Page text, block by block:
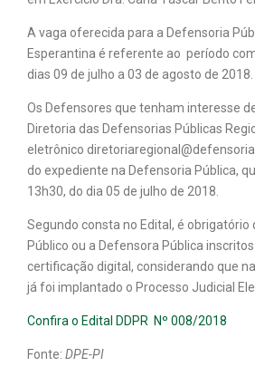
A vaga oferecida para a Defensoria
Esperantina é referente ao período
dias 09 de julho a 03 de agosto de 2018.
Os Defensores que tenham interesse
Diretoria das Defensorias Públicas
eletrônico
do expediente na Defensoria Pública,
13h30, do dia 05 de julho de 2018.
Segundo consta no Edital, é obrigatório
Público ou a Defensora Pública
certificação digital, considerando que
já foi implantado o Processo Judicial
Confira o Edital DDPR Nº 008/2018
Fonte: DPE-PI